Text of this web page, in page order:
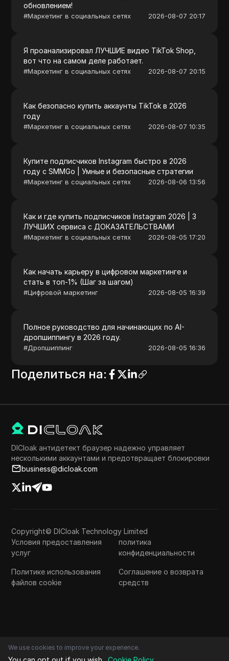
обновлением!
#Маркетинг в социальных сетях 2026-08-07 20:17
Я проанализировал ЛУЧШИЕ видео TikTok Shop,
вот что на самом деле работает.
#Маркетинг в социальных сетях 2026-08-07 20:15
Как безопасно купить аккаунты TikTok в 2026
году
#Маркетинг в социальных сетях 2026-08-07 10:35
Купите подписчиков Instagram быстро в 2026
году с SMMGo | Умные и безопасные стратегии
#Маркетинг в социальных сетях 2026-08-06 13:56
Как и где купить подписчиков Instagram 2026 | 3
ЛУЧШИХ сервиса с ДОКАЗАТЕЛЬСТВАМИ
#Маркетинг в социальных сетях 2026-08-05 17:20
Как начать карьеру в цифровом маркетинге и
стать в топ-1% (Шаг за шагом)
#Цифровой маркетинг 2026-08-05 16:39
Полное руководство для начинающих по AI-
дропшиппингу в 2026 году.
#Дропшиппинг 2026-08-05 16:36
Поделиться на:
DICloak антидетект браузер надежно управляет
несколькими аккаунтами и предотвращает блокировки
business@dicloak.com
Copyright© DICloak Technology Limited
Условия предоставления
услуг
политика
конфиденциальности
Политике использования
файлов cookie
Соглашение о возврата
средств
We use cookies to improve your experience.